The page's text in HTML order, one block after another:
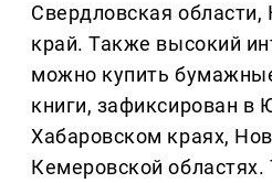
Свердловская области,
край. Также высокий
можно купить
книги, зафиксирован в
Хабаровском краях,
Кемеровской областях.